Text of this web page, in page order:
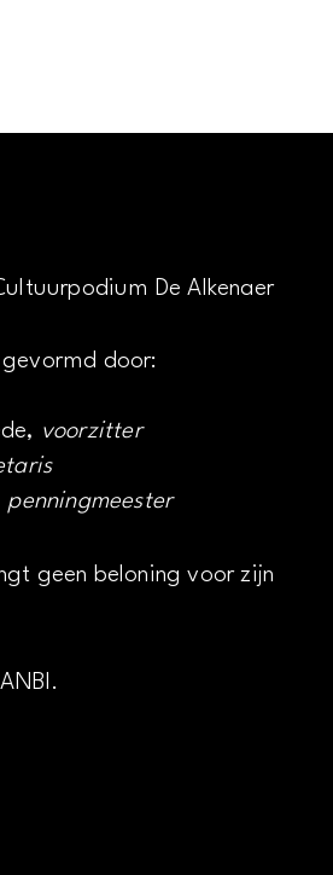
De Alkenaer
door:
voorzitter
penningmeester
geen beloning voor zijn